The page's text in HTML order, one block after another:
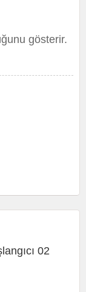
gösterir.
02